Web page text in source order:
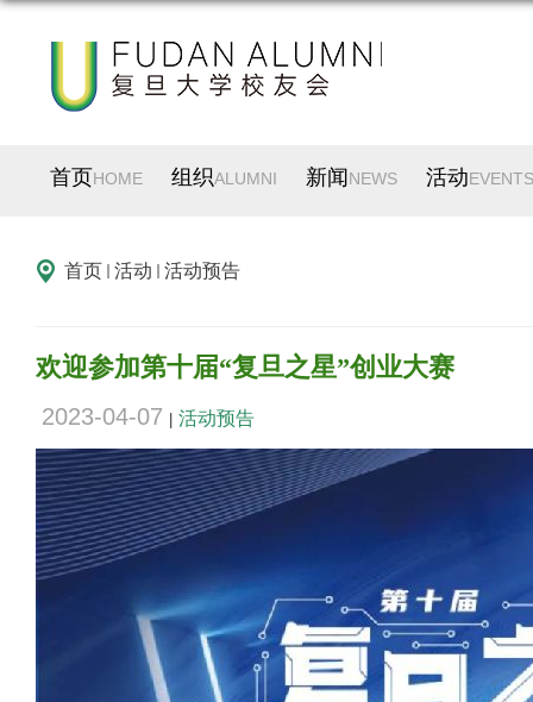
首页HOME 组织ALUMNI 新闻 NEWS 活动EVENTS
首页 活动 活动预告
欢迎参加第十届“复旦之星”创业大赛
2023-04-07 活动预告